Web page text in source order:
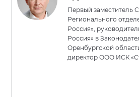
Первый заместитель
Регионального
Россия»,
Россия» в
Оренбургской
директор ООО ИСК